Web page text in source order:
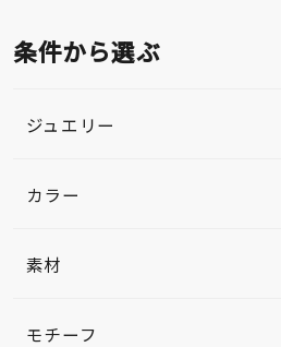
条件から選ぶ
ジュエリー
カラー
素材
モチーフ